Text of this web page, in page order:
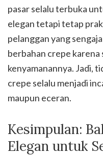
pasar selalu terbuka
elegan tetapi tetap
pelanggan yang
berbahan crepe karena
kenyamanannya. Jadi,
crepe selalu menjadi
maupun eceran.
Kesimpulan:
Elegan untuk